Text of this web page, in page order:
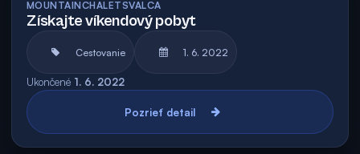
MOUNTAINCHALETSVALCA
Získajte víkendový pobyt
Cestovanie 1. 6. 2022
Ukončené 1. 6. 2022
Pozrieť detail